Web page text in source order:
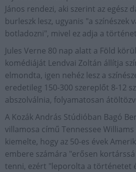
János rendezi, aki szerint az egész
burleszk lesz, ugyanis "a színészek
botladozni", mivel ez adja a
Jules Verne 80 nap alatt a Föld
komédiáját Lendvai Zoltán állítja
elmondta, igen nehéz lesz a
eredetileg 150-300 szereplőt 8-12
abszolválnia, folyamatosan
A Kozák András Stúdióban Bagó
villamosa című Tennessee
kiemelte, hogy az 50-es évek
embere számára "erősen
tenni, ezért "leporolta a történetet